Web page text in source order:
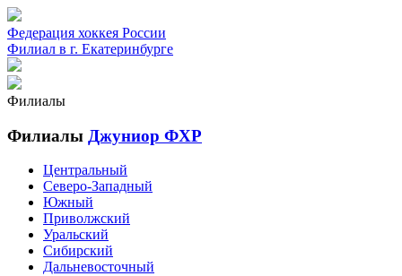
Федерация хоккея России
Филиал в г. Екатеринбурге
Филиалы
Филиалы Джуниор ФХР
Центральный
Северо-Западный
Южный
Приволжский
Уральский
Сибирский
Дальневосточный